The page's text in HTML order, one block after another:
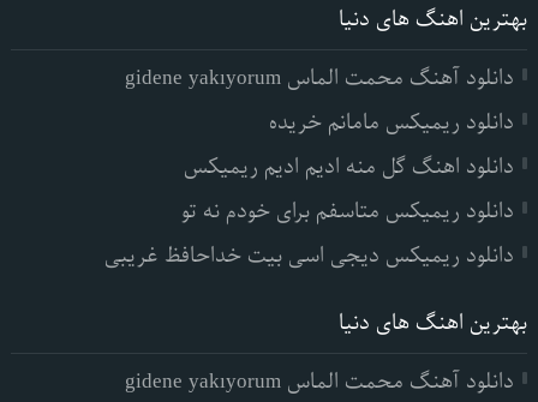
بهترین اهنگ های دنیا
دانلود آهنگ محمت الماس gidene yakıyorum
دانلود ریمیکس مامانم خریده
دانلود اهنگ گل منه ادیم ادیم ریمیکس
دانلود ریمیکس متاسفم برای خودم نه تو
دانلود ریمیکس دیجی اسی بیت خداحافظ غریبی
بهترین اهنگ های دنیا
دانلود آهنگ محمت الماس gidene yakıyorum